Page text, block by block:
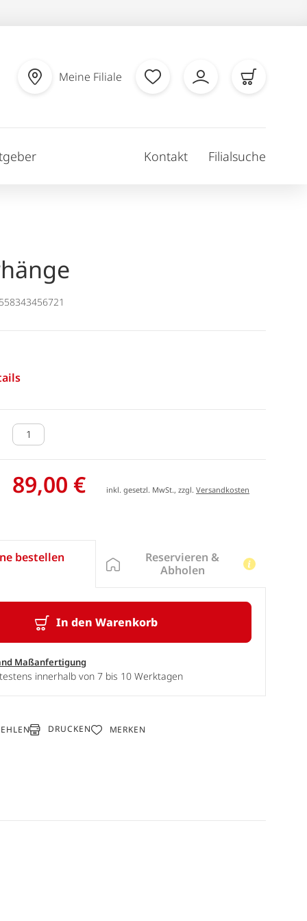
Meine Filiale
Kontakt Filialsuche
89,00 € inkl. gesetzl. MwSt., zzgl.Versandkosten
bestellen
In den Warenkorb
Maßanfertigung
innerhalb von 7 bis 10 Werktagen
Reservieren &
Abholen
DRUCKEN MERKEN